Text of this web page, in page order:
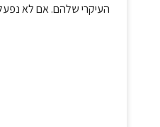
העיקרי שלהם. אם לא